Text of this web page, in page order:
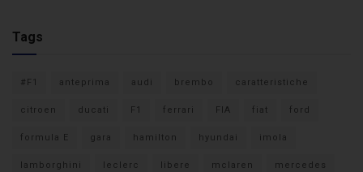
Tags
#F1 anteprima audi brembo caratteristiche
citroen ducati F1 ferrari FIA fiat ford
formula E gara hamilton hyundai imola
lamborghini leclerc libere mclaren mercedes